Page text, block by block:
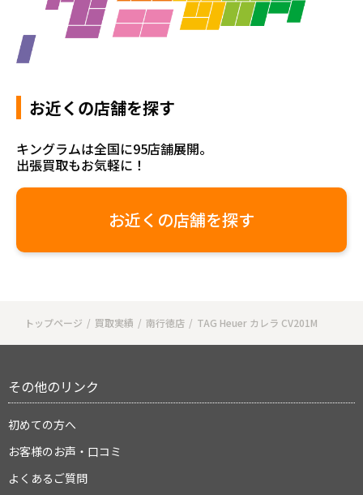
お近くの店舗を探す
キングラムは全国に95店舗展開。
出張買取もお気軽に！
お近くの店舗を探す
トップページ 買取実績 南行徳店 TAG Heuer カレラ CV201M
その他のリンク
初めての方へ
お客様のお声・口コミ
よくあるご質問